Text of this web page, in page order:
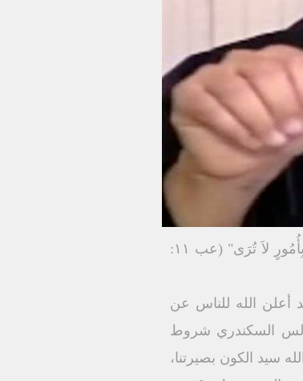
وضع معلمنا القدیس بولس الرسول حدًا فلسفیًا ووضحه بقوله"وَأَمَّا الإِیمَانُ فَھُوَ الثِّقَةُ بِمَا یُرْجَى وَالإِیقَانُ بِأُمُورٍ لاَ تُرَى" (عب ۱۱:
أعلن الله للناس عن
السكندري شروط
سید الكون بصیرتنا،